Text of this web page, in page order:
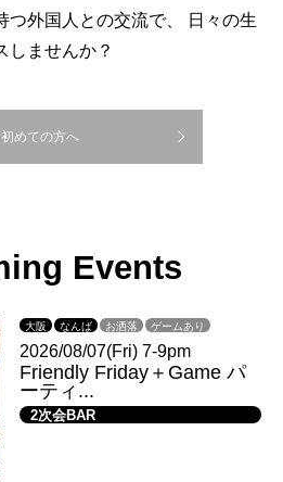
つ外国人との交流で、 日々の生
しませんか？
初めての方へ
Events
大阪 なんば お洒落 ゲームあり
2026/08/07(Fri) 7-9pm
Friendly Friday＋Game パ
ーティ...
2次会BAR